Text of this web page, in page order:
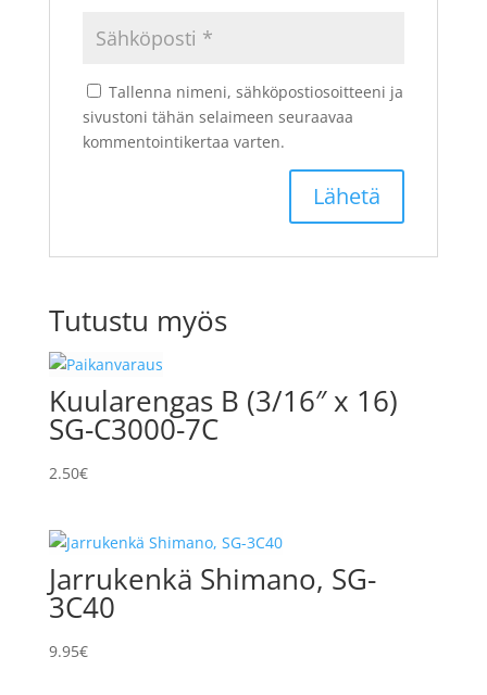
Tallenna nimeni, sähköpostiosoitteeni ja
sivustoni tähän selaimeen seuraavaa
kommentointikertaa varten.
Tutustu myös
Kuularengas B (3/16″ x 16)
SG-C3000-7C
2.50€
Jarrukenkä Shimano, SG-
3C40
9.95€